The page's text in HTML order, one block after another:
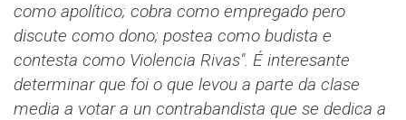
como apolítico; cobra como empregado pero
discute como dono; postea como budista e
contesta como Violencia Rivas". É interesante
determinar que foi o que levou a parte da clase
media a votar a un contrabandista que se dedica a